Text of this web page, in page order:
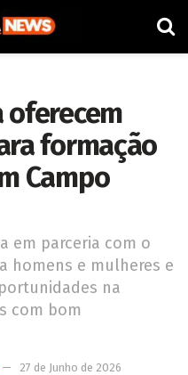
oferecem
formação
Campo
em parceria com o
homens e mulheres e
na
com bom
27 de Junho de 2026